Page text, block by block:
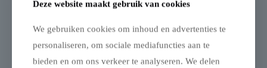
Beschermhoes – aluminium
m (zwart)
Met deze beschermhoes
berg je je aluminium
Gewicht
gegalvaniseerd – 15
Gegalvaniseerd gewicht –
Deze website maakt gebruik van cookies
We gebruiken cookies om inhoud en advertenties te
personaliseren, om sociale mediafuncties aan te
bieden en om ons verkeer te analyseren. We delen